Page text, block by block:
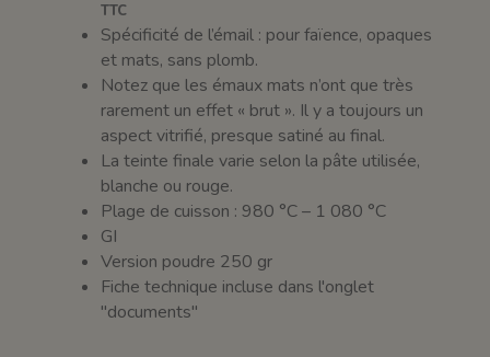
TTC
Spécificité de l’émail : pour faïence, opaques
et mats, sans plomb.
Notez que les émaux mats n’ont que très
rarement un effet « brut ». Il y a toujours un
aspect vitrifié, presque satiné au final.
La teinte finale varie selon la pâte utilisée,
blanche ou rouge.
Plage de cuisson : 980 °C – 1 080 °C
GI
Version poudre 250 gr
Fiche technique incluse dans l'onglet
"documents"